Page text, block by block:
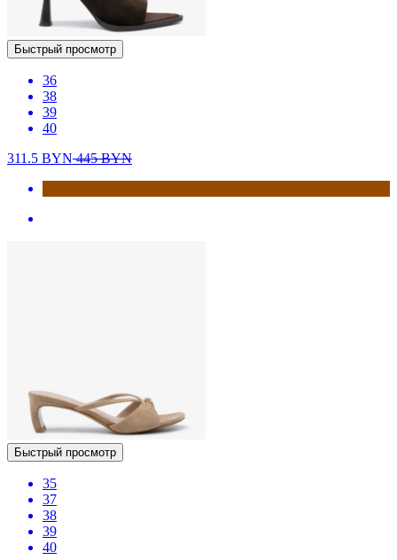
Быстрый просмотр
36
38
39
40
311.5 BYN445BYN
Быстрый просмотр
35
37
38
39
40